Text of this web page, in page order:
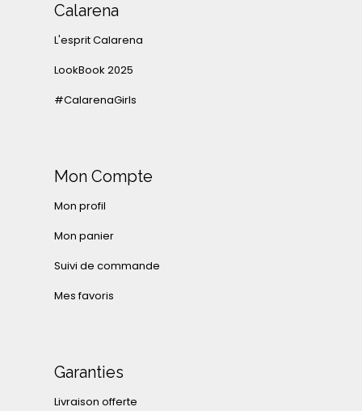
Calarena
L'esprit Calarena
LookBook 2025
#CalarenaGirls
Mon Compte
Mon profil
Mon panier
Suivi de commande
Mes favoris
Garanties
Livraison offerte